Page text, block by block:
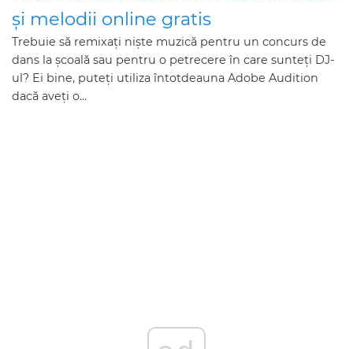
și melodii online gratis
Trebuie să remixați niște muzică pentru un concurs de
dans la școală sau pentru o petrecere în care sunteți DJ-
ul? Ei bine, puteți utiliza întotdeauna Adobe Audition
dacă aveți o...